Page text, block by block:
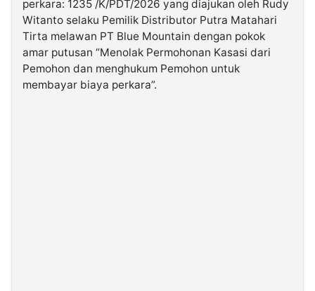
2026
perkara: 1235 /K/PDT/2026 yang diajukan oleh Rudy
Witanto selaku Pemilik Distributor Putra Matahari
Tirta melawan PT Blue Mountain dengan pokok
amar putusan “Menolak Permohonan Kasasi dari
Pemohon dan menghukum Pemohon untuk
membayar biaya perkara”.